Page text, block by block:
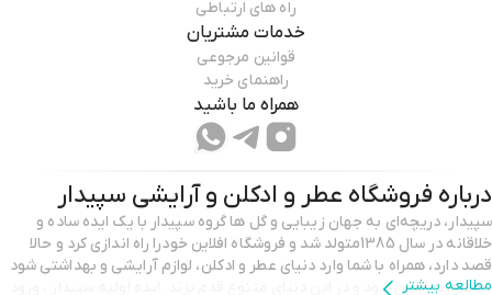
راه های ارتباطی
خدمات مشتریان
قوانین مرجوعی
راهنمای خرید
همراه ما باشید
درباره فروشگاه عطر و ادکلن و آرایشی سپیدار
سپیدار، دریچه‌ای به جهان زیبایی و گل ها گروه سپیدار با یک ایده‌ ساده و
خلاقانه در سال 1385متولد شد و فروشگاه افلاین خودرا راه اندازی کرد و حالا
قصد دارد، همراه با شما وارد دنیای عطر و ادکلن، لوازم آرایشی و بهداشتی شود
مطالعه بیشتر